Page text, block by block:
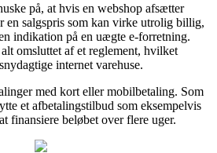
på, at hvis en webshop afsætter
en salgspris som kan virke utrolig billig,
indikation på en uægte e-forretning.
omsluttet af et reglement, hvilket
internet varehuse.
med kort eller mobilbetaling. Som
et afbetalingstilbud som eksempelvis
finansiere beløbet over flere uger.